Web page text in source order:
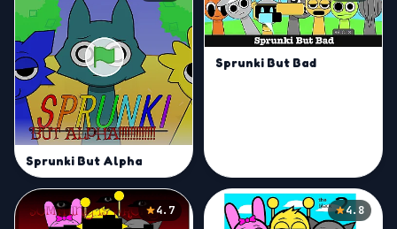
Sprunki But Alpha
Sprunki But Bad
4.7 4.8